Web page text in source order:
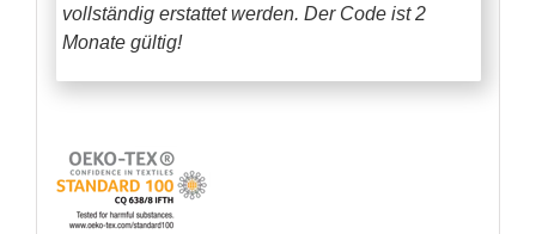
vollständig erstattet werden. Der Code ist 2
Monate gültig!